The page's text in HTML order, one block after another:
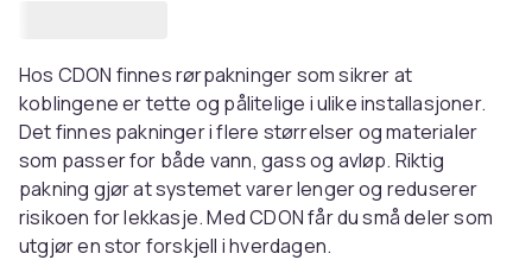
Hos CDON finnes rørpakninger som sikrer at
koblingene er tette og pålitelige i ulike installasjoner.
Det finnes pakninger i flere størrelser og materialer
som passer for både vann, gass og avløp. Riktig
pakning gjør at systemet varer lenger og reduserer
risikoen for lekkasje. Med CDON får du små deler som
utgjør en stor forskjell i hverdagen.